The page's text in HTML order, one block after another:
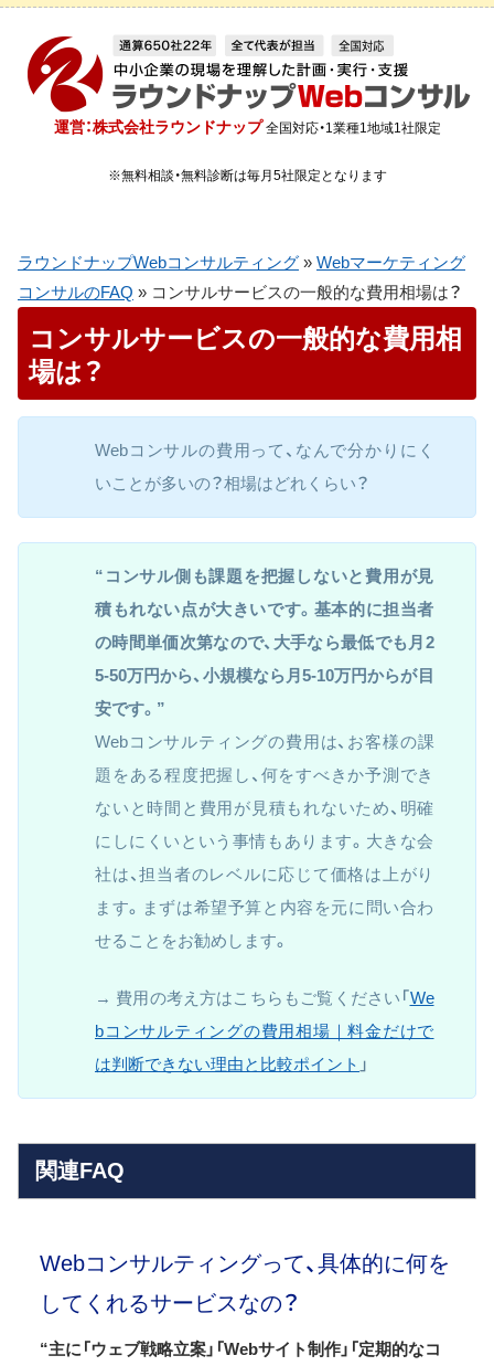
運営：株式会社ラウンドナップ 全国対応・1業種1地域1社限定
※無料相談・無料診断は毎月5社限定となります
ラウンドナップWebコンサルティング » Webマーケティング
コンサルのFAQ » コンサルサービスの一般的な費用相場は？
コンサルサービスの一般的な費用相
場は？
Webコンサルの費用って、なんで分かりにく
いことが多いの？相場はどれくらい？
“コンサル側も課題を把握しないと費用が見
積もれない点が大きいです。基本的に担当者
の時間単価次第なので、大手なら最低でも月2
5-50万円から、小規模なら月5-10万円からが目
安です。”
Webコンサルティングの費用は、お客様の課
題をある程度把握し、何をすべきか予測でき
ないと時間と費用が見積もれないため、明確
にしにくいという事情もあります。大きな会
社は、担当者のレベルに応じて価格は上がり
ます。まずは希望予算と内容を元に問い合わ
せることをお勧めします。
→ 費用の考え方はこちらもご覧ください「We
bコンサルティングの費用相場｜料金だけで
は判断できない理由と比較ポイント 」
関連FAQ
Webコンサルティングって、具体的に何を
してくれるサービスなの？
“主に「ウェブ戦略立案」「Webサイト制作」「定期的なコ